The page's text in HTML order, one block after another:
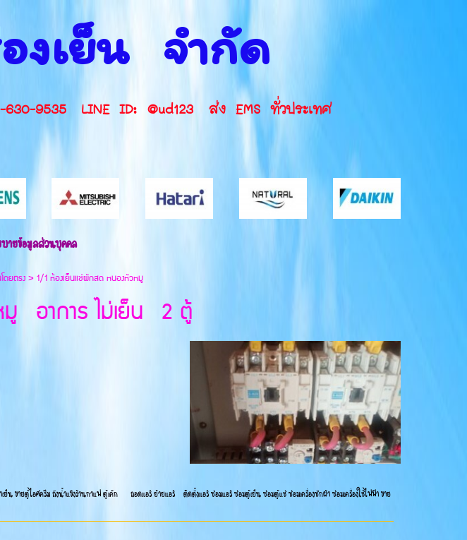
งเย็น จำกัด
086-630-9535 LINE ID: @ud123 ส่ง EMS ทั่วประเทศ
ายข้อมูลส่วนบุคคล
ดยตรง>1/1 ห้องเย็นแช่ผักสด หนองหัวหมู
มู อาการ ไม่เย็น 2 ตู้
น ขายตู้ไอศครีม ถังน้ำแข้งร้านกาแฟ ตู้เค้ก ถอดแอร์ ย้ายแอร์ ติดตั้งแอร์ ซ่อมแอร์ ซ่อมตู้เย็น ซ่อมตู้แช่ ซ่อมเครื่องซักผ้า ซ่อมเครื่องใช้ไฟฟ้า ขาย